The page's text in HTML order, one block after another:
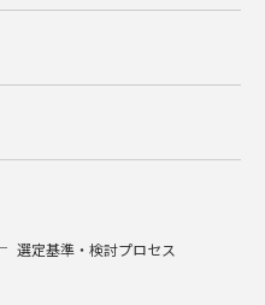
選定基準・検討プロセス